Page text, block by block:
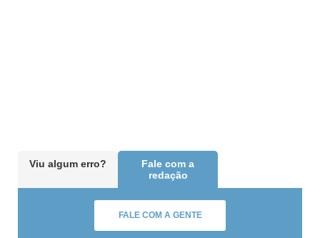
Viu algum erro?
Fale com a
redação
FALE COM A GENTE